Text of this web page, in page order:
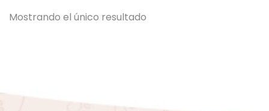
Mostrando el único resultado